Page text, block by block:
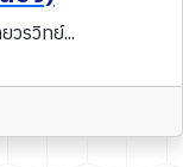
รวิทย์...